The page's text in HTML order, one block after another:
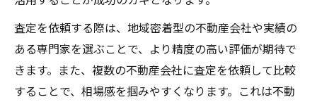
岡崎市で信頼できる不動産査定の選び方
不動産査定で失敗しないためのチェック項
目
訪問査定と簡易査定の違いを知る重要性
査定を依頼する際は、地域密着型の不動産会社や実績の
ある専門家を選ぶことで、より精度の高い評価が期待で
きます。また、複数の不動産会社に査定を依頼して比較
することで、相場感を掴みやすくなります。これは不動